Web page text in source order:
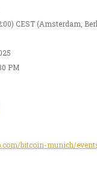
CEST (Amsterdam,
PM
bitcoin-munich/